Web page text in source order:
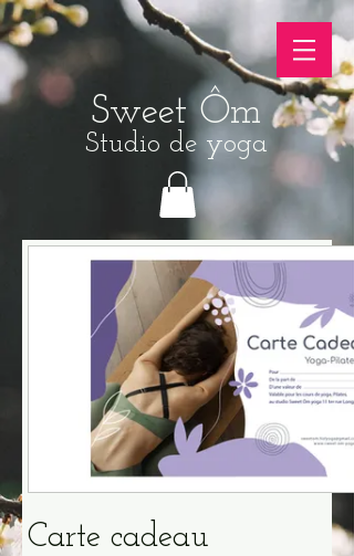
Sweet Ôm
Studio de yoga
Carte cadeau